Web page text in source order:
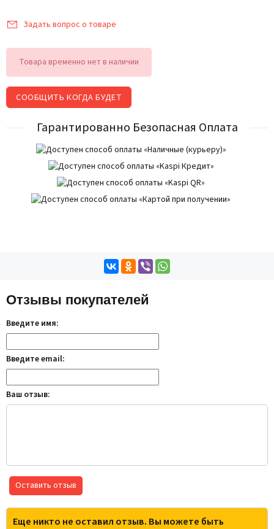
Задать вопрос о товаре
Товара временно нет в наличии
СООБЩИТЬ КОГДА БУДЕТ
Гарантированно Безопасная Оплата
Отзывы покупателей
Введите имя:
Введите email:
Ваш отзыв:
Оставить отзыв
Еще никто не оставил отзыв. Вы можете быть